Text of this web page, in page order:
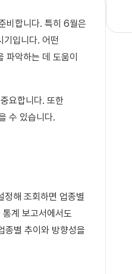
비합니다. 특히 6월은
기입니다. 어떤
파악하는 데 도움이
요합니다. 또한
수 있습니다.
해 조회하면 업종별
계 보고서에서도
종별 추이와 방향성을